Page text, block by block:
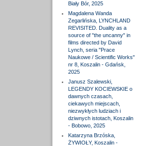
Biały Bór, 2025
Magdalena Wanda
Zegarlińska, LYNCHLAND
REVISITED. Duality as a
source of "the uncanny" in
films directed by David
Lynch, seria "Prace
Naukowe / Scientific Works"
nr 8, Koszalin - Gdańsk,
2025
Janusz Szalewski,
LEGENDY KOCIEWSKIE o
dawnych czasach,
ciekawych miejscach,
niezwykłych ludziach i
dziwnych istotach, Koszalin
- Bobowo, 2025
Katarzyna Brzóska,
ŻYWIOŁY, Koszalin -